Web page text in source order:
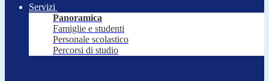
Servizi
Panoramica
Famiglie e studenti
Personale scolastico
Percorsi di studio